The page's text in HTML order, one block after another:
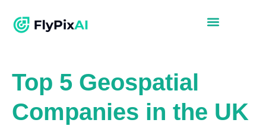
Top 5 Geospatial
Companies in the UK